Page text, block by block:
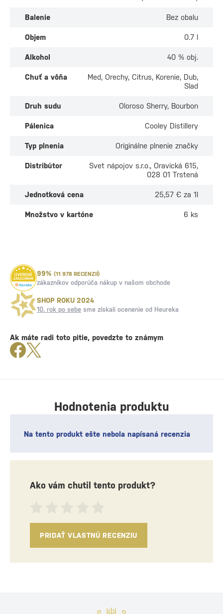
Balenie Bez obalu
Objem 0.7 l
Alkohol 40 % obj.
Chuť a vôňa
Med, Orechy, Citrus, Korenie, Dub,
Slad
Druh sudu Oloroso Sherry, Bourbon
Pálenica Cooley Distillery
Typ plnenia Originálne plnenie značky
Distribútor
Svet nápojov s.r.o., Oravická 615,
028 01 Trstená
Jednotková cena 25,57 € za 1l
Množstvo v kartóne 6 ks
Hodnotenia produktu
Na tento produkt ešte nebola napísaná recenzia
Ako vám chutil tento produkt?
PRIDAŤ VLASTNÚ RECENZIU
99% (11 978 RECENZIÍ)
zákazníkov odporúča nákup v našom obchode
SHOP ROKU 2024
10. rok po sebe sme získali ocenenie od Heureka
Ak máte radi toto pitie, povedzte to známym